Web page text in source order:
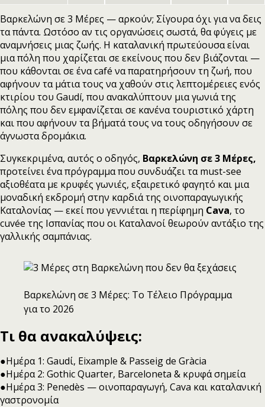
Βαρκελώνη σε 3 Μέρες — αρκούν; Σίγουρα όχι για να δεις
τα πάντα. Ωστόσο αν τις οργανώσεις σωστά, θα φύγεις με
αναμνήσεις μιας ζωής. Η καταλανική πρωτεύουσα είναι
μια πόλη που χαρίζεται σε εκείνους που δεν βιάζονται —
που κάθονται σε ένα café να παρατηρήσουν τη ζωή, που
αφήνουν τα μάτια τους να χαθούν στις λεπτομέρειες ενός
κτιρίου του Gaudí, που ανακαλύπτουν μια γωνιά της
πόλης που δεν εμφανίζεται σε κανένα τουριστικό χάρτη
και που αφήνουν τα βήματά τους να τους οδηγήσουν σε
άγνωστα δρομάκια.
Συγκεκριμένα, αυτός ο οδηγός, Βαρκελώνη σε 3 Μέρες,
προτείνει ένα πρόγραμμα που συνδυάζει τα must-see
αξιοθέατα με κρυφές γωνιές, εξαιρετικό φαγητό και μια
μοναδική εκδρομή στην καρδιά της οινοπαραγωγικής
Καταλονίας — εκεί που γεννιέται η περίφημη Cava, το
cuvée της Ισπανίας που οι Καταλανοί θεωρούν αντάξιο της
γαλλικής σαμπάνιας.
Βαρκελώνη σε 3 Μέρες: Το Τέλειο Πρόγραμμα
για το 2026
Τι θα ανακαλύψεις:
●Ημέρα 1: Gaudί, Eixample & Passeig de Gràcia
●Ημέρα 2: Gothic Quarter, Barceloneta & κρυφά σημεία
●Ημέρα 3: Penedès — οινοπαραγωγή, Cava και καταλανική
γαστρονομία